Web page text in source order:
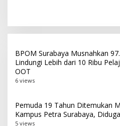
BPOM Surabaya Musnahkan
Lindungi Lebih dari 10 Ribu
OOT
6 views
Pemuda 19 Tahun Ditemukan
Kampus Petra Surabaya,
5 views